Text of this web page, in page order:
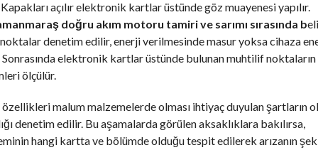
açılır elektronik kartlar üstünde göz muayenesi yapılır.
doğru akım motoru tamiri ve sarımı sırasında b
denetim edilir, enerji verilmesinde masur yoksa cihaza
elektronik kartlar üstünde bulunan muhtilif noktaların
ölçülür.
özellikleri malum malzemelerde olması ihtiyaç duyulan şartların
denetim edilir. Bu aşamalarda görülen aksaklıklara bakılırsa,
hangi kartta ve bölümde olduğu tespit edilerek arızanın